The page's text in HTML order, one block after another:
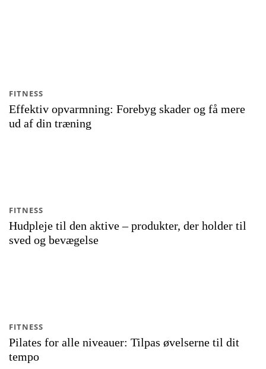
Effektiv opvarmning: Forebyg skader og få mere
ud af din træning
FITNESS
Hudpleje til den aktive – produkter, der holder til
sved og bevægelse
FITNESS
Pilates for alle niveauer: Tilpas øvelserne til dit
tempo
FITNESS